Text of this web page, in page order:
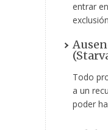
entrar
Todo
a un
poder